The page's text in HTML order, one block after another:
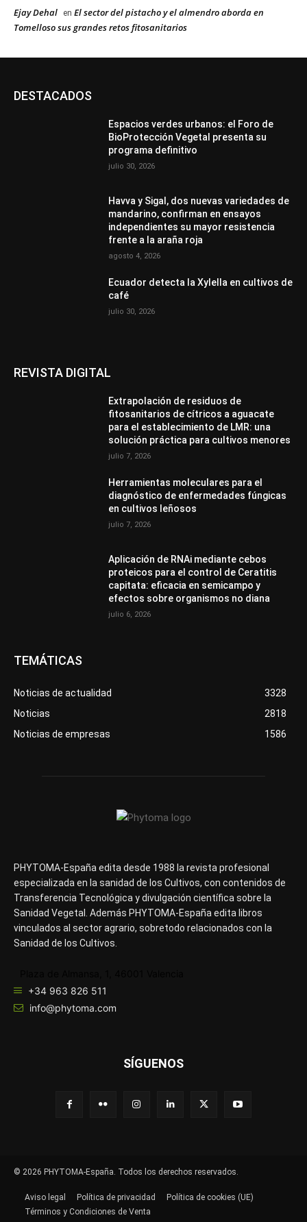
Ejay Dehal en El sector del pistacho y el almendro aborda en
Tomelloso sus grandes retos fitosanitarios
DESTACADOS
Espacios verdes urbanos: el Foro de
BioProtección Vegetal presenta su
programa definitivo
julio 30, 2026
Havva y Sigal, dos nuevas variedades de
mandarino, confirman en ensayos
independientes su mayor resistencia
frente a la araña roja
agosto 4, 2026
Ecuador detecta la Xylella en cultivos de
café
julio 30, 2026
REVISTA DIGITAL
Extrapolación de residuos de
fitosanitarios de cítricos a aguacate
para el establecimiento de LMR: una
solución práctica para cultivos menores
julio 7, 2026
Herramientas moleculares para el
diagnóstico de enfermedades fúngicas
en cultivos leñosos
julio 7, 2026
Aplicación de RNAi mediante cebos
proteicos para el control de Ceratitis
capitata: eficacia en semicampo y
efectos sobre organismos no diana
julio 6, 2026
TEMÁTICAS
Noticias de actualidad
3328
Noticias
2818
Noticias de empresas
1586
PHYTOMA-España edita desde 1988 la revista profesional
especializada en la sanidad de los Cultivos, con contenidos de
Transferencia Tecnológica y divulgación científica sobre la
Sanidad Vegetal. Además PHYTOMA-España edita libros
vinculados al sector agrario, sobretodo relacionados con la
Sanidad de los Cultivos.
+34 963 826 511
info@phytoma.com
SÍGUENOS
© 2026 PHYTOMA-España. Todos los derechos reservados.
Aviso legal Política de privacidad
Política de cookies (UE)
Términos y Condiciones de Venta